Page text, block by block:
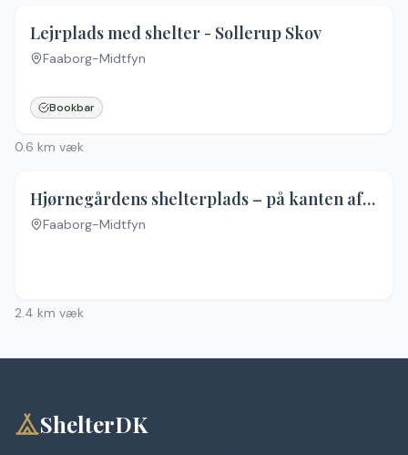
Lejrplads med shelter - Sollerup Skov
Faaborg-Midtfyn
Bookbar
0.6 km væk
Hjørnegårdens shelterplads – på kanten af Svanninge Bakker
Faaborg-Midtfyn
2.4 km væk
ShelterDK